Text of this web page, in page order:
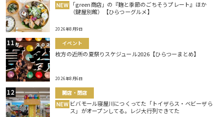
NEW
「green商店」の『麹と季節のごちそうプレート』ほか
（鍵屋別館）【ひらつーグルメ】
2026年8月9日
イベント
枚方の近所の夏祭りスケジュール2026【ひらつーまとめ】
2026年8月6日
開店・閉店
NEW ビバモール寝屋川につくってた「トイザらス・ベビーザら
ス」がオープンしてる。レジ大行列できてた